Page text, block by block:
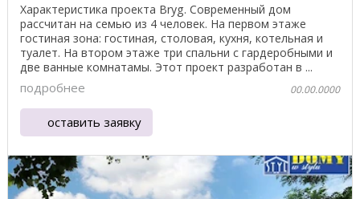
Характеристика проекта Bryg. Современный дом
рассчитан на семью из 4 человек. На первом этаже
гостиная зона: гостиная, столовая, кухня, котельная и
туалет. На втором этаже три спальни с гардеробными и
две ванные комнатамы. Этот проект разработан в ...
подробнее 00.00.0000
оставить заявку